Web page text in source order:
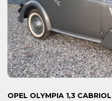
OPEL OLYMPIA 1,3